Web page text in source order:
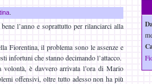
l’anno e soprattutto per rilanciarci alla
Fiorentina, il problema sono le assenze e
infortuni che stanno decimando l’attacco.
volontà, è davvero arrivata l’ora di Mario
offensivi, oltre tutto adesso non ha più